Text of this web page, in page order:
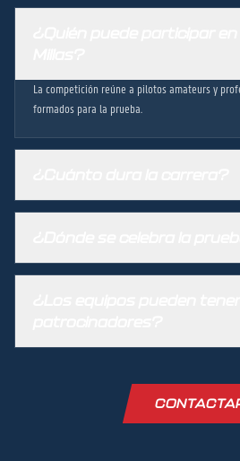
La competición reúne a pilotos amateurs y
formados para la prueba.